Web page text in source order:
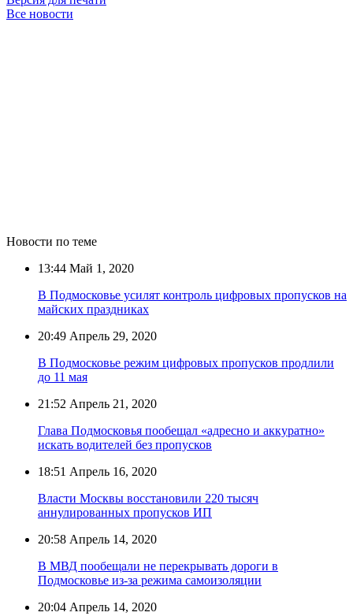
Все новости
Новости по теме
13:44 Май 1, 2020
В Подмосковье усилят контроль цифровых пропусков на
майских праздниках
20:49 Апрель 29, 2020
В Подмосковье режим цифровых пропусков продлили
до 11 мая
21:52 Апрель 21, 2020
Глава Подмосковья пообещал «адресно и аккуратно»
искать водителей без пропусков
18:51 Апрель 16, 2020
Власти Москвы восстановили 220 тысяч
аннулированных пропусков ИП
20:58 Апрель 14, 2020
В МВД пообещали не перекрывать дороги в
Подмосковье из-за режима самоизоляции
20:04 Апрель 14, 2020